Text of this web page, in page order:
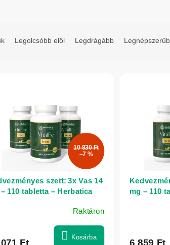
Legolcsóbb elöl Legdrágább
10 830 Ft
–7 %
szett: 3x Vas 14
110 tabletta – Herbatica
Raktáron
Ft Kosárba
mg – 110
6 859 Ft